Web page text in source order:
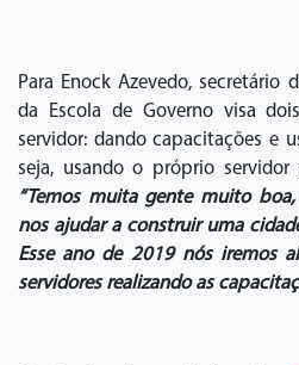
Para Enock Azevedo, secretário
da Escola de Governo visa
servidor: dando capacitações e
seja, usando o próprio
“Temos muita gente muito
nos ajudar a construir uma
Esse ano de 2019 nós iremos
servidores realizando as